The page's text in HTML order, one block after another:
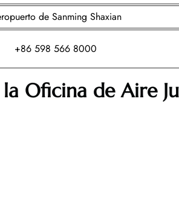
de Sanming Shaxian
+86 598 566 8000
Oficina de Aire